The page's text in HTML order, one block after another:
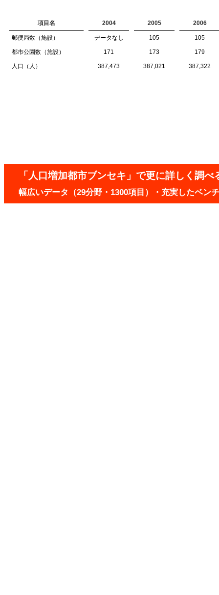
項目名 2004 2005 2006
郵便局数（施設） データなし 105 105
都市公園数（施設） 171 173 179
人口（人） 387,473 387,021 387,322
「人口増加都市ブンセキ」で更に詳しく調べ
幅広いデータ（29分野・1300項目）・充実したベン